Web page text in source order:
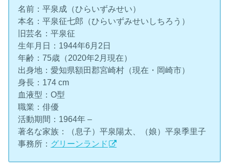
名前：平泉成（ひらいずみせい）
本名：平泉征七郎（ひらいずみせいしちろう）
旧芸名：平泉征
生年月日：1944年6月2日
年齢：75歳（2020年2月現在）
出身地：愛知県額田郡宮崎村（現在・岡崎市）
身長：174 cm
血液型：O型
職業：俳優
活動期間：1964年 –
著名な家族：（息子）平泉陽太、（娘）平泉季里子
事務所： グリーンランド